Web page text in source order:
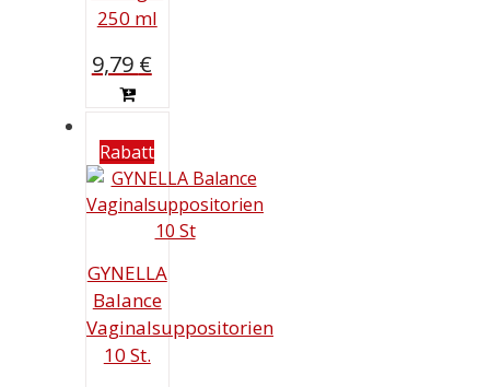
250 ml
9,79 €
Rabatt
GYNELLA
Balance
Vaginalsuppositorien
10 St.